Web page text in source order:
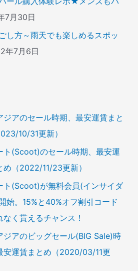
7月30日
し方～雨天でも楽しめるスポッ
年7月6日
ジアのセール時期、最安運賃まと
10/31更新）
ト(Scoot)のセール時期、最安運
め（2022/11/23更新）
ト(Scoot)が無料会員(インサイダ
始。15%と40%オフ割引コード
なく貰えるチャンス！
ジアのビッグセール(BIG Sale)時
安運賃まとめ（2020/03/11更